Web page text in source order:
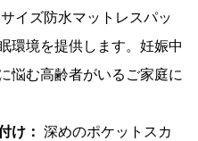
イズ防水マットレスパッ
環境を提供します。妊娠中
悩む高齢者がいるご家庭に
け： 深めのポケットスカ